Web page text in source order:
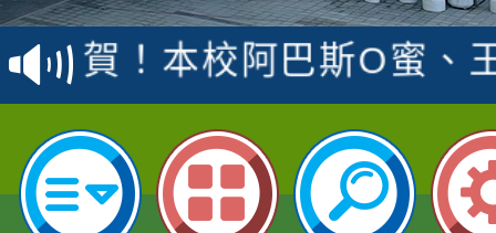
賽 洪綺君教師榮獲社
名
賀！本校阿巴斯O蜜、
倩參加桃園市科展 國
名 指導老師王老師、
賀！本校四年二班張O
園市英語競賽國小朗讀
賀！本校參加桃園市中